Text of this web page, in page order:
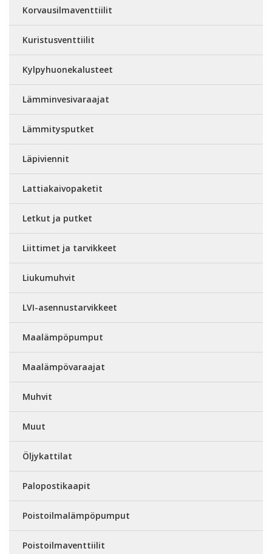
Korvausilmaventtiilit
Kuristusventtiilit
Kylpyhuonekalusteet
Lämminvesivaraajat
Lämmitysputket
Läpiviennit
Lattiakaivopaketit
Letkut ja putket
Liittimet ja tarvikkeet
Liukumuhvit
LVI-asennustarvikkeet
Maalämpöpumput
Maalämpövaraajat
Muhvit
Muut
Öljykattilat
Palopostikaapit
Poistoilmalämpöpumput
Poistoilmaventtiilit